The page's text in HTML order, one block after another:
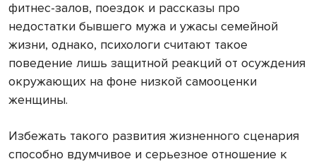
фитнес-залов, поездок и рассказы про
недостатки бывшего мужа и ужасы семейной
жизни, однако, психологи считают такое
поведение лишь защитной реакций от осуждения
окружающих на фоне низкой самооценки
женщины.
Избежать такого развития жизненного сценария
способно вдумчивое и серьезное отношение к